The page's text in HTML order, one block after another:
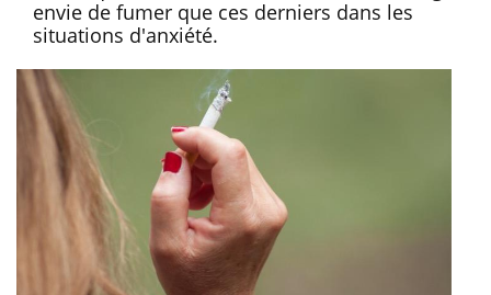
envie de fumer que ces derniers dans les
situations d'anxiété.